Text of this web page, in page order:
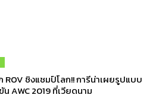
ROV ชิงแชมป์โลก!! การีน่าเผยรูปแบบ
AWC 2019 ที่เวียดนาม